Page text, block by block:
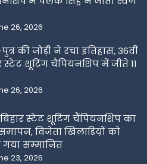
26, 2026
की जोड़ी ने रचा इतिहास, 36वीं
स्टेट शूटिंग चैंपियनशिप में जीते 11
26, 2026
बिहार स्टेट शूटिंग चैंपियनशिप का
विजेता खिलाडिय़ों को
गया सम्मानित
23, 2026